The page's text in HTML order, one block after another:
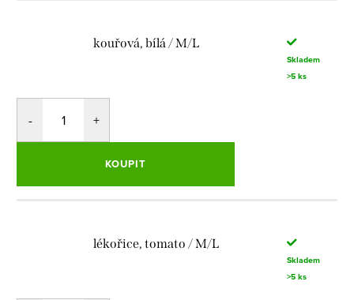
kouřová, bílá / M/L
Skladem
>5 ks
KOUPIT
lékořice, tomato / M/L
Skladem
>5 ks